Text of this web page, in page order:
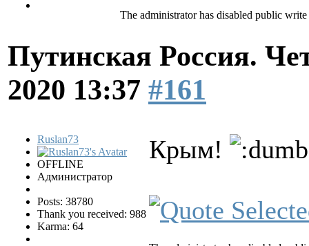
The administrator has disabled public write
Путинская Россия.
2020 13:37 #161
Ruslan73
OFFLINE
Администратор
Posts: 38780
Thank you received: 988
Karma: 64
Крым!